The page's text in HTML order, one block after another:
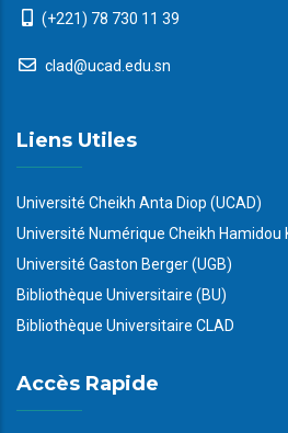
(+221) 78 730 11 39
clad@ucad.edu.sn
Liens Utiles
Université Cheikh Anta Diop (UCAD)
Université Numérique Cheikh Hamidou
Université Gaston Berger (UGB)
Bibliothèque Universitaire (BU)
Bibliothèque Universitaire CLAD
Accès Rapide